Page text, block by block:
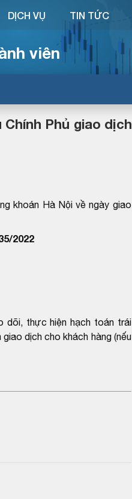
viên
DỊCH VỤ TIN TỨC
Chính Phủ giao dịch
khoán Hà Nội về ngày giao
2022
dõi, thực hiện hạch toán trái
dịch cho khách hàng (nếu